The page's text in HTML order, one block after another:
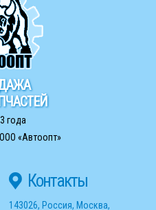
года
ООО «Автоопт»
Контакты
143026, Россия, Москва,